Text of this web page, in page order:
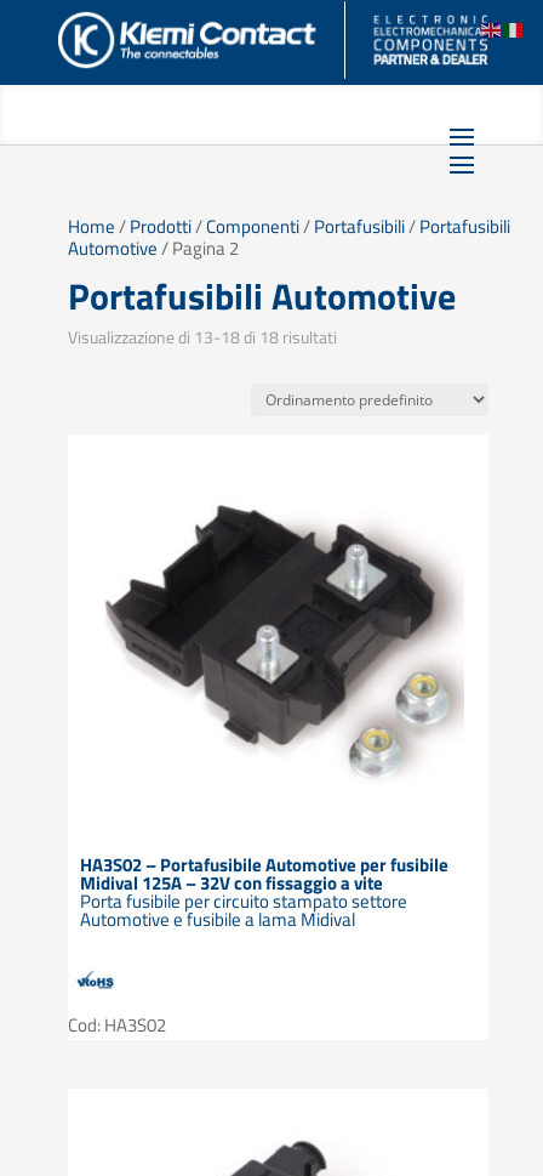
Home/Prodotti/Componenti/Portafusibili/Portafusibili
Automotive/ Pagina 2
Portafusibili Automotive
Visualizzazione di 13-18 di 18 risultati
HA3S02 – Portafusibile Automotive per fusibile
Midival 125A – 32V con fissaggio a vite
Porta fusibile per circuito stampato settore
Automotive e fusibile a lama Midival
Cod: HA3S02